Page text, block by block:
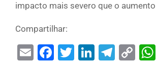
impacto mais severo que o
Compartilhar:
EmailFacebook
Twitter
LinkedIn